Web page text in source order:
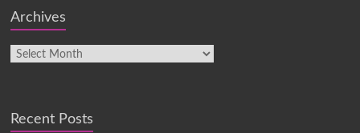
Archives
Recent Posts